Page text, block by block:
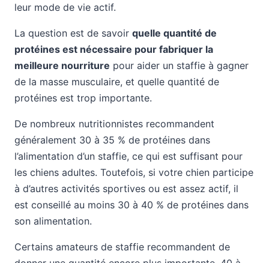
leur mode de vie actif.
La question est de savoir quelle quantité de
protéines est nécessaire pour fabriquer la
meilleure nourriture pour aider un staffie à gagner
de la masse musculaire, et quelle quantité de
protéines est trop importante.
De nombreux nutritionnistes recommandent
généralement 30 à 35 % de protéines dans
l’alimentation d’un staffie, ce qui est suffisant pour
les chiens adultes. Toutefois, si votre chien participe
à d’autres activités sportives ou est assez actif, il
est conseillé au moins 30 à 40 % de protéines dans
son alimentation.
Certains amateurs de staffie recommandent de